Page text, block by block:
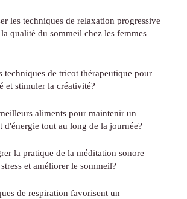
les techniques de relaxation progressive
qualité du sommeil chez les femmes
techniques de tricot thérapeutique pour
et stimuler la créativité?
aliments pour maintenir un
d'énergie tout au long de la journée?
la pratique de la méditation sonore
et améliorer le sommeil?
de respiration favorisent un